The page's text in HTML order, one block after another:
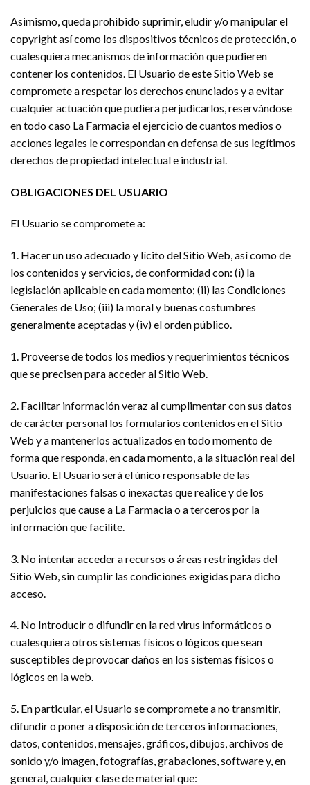
Asimismo, queda prohibido suprimir, eludir y/o manipular el
copyright así como los dispositivos técnicos de protección, o
cualesquiera mecanismos de información que pudieren
contener los contenidos. El Usuario de este Sitio Web se
compromete a respetar los derechos enunciados y a evitar
cualquier actuación que pudiera perjudicarlos, reservándose
en todo caso La Farmacia el ejercicio de cuantos medios o
acciones legales le correspondan en defensa de sus legítimos
derechos de propiedad intelectual e industrial.
OBLIGACIONES DEL USUARIO
El Usuario se compromete a:
1. Hacer un uso adecuado y lícito del Sitio Web, así como de
los contenidos y servicios, de conformidad con: (i) la
legislación aplicable en cada momento; (ii) las Condiciones
Generales de Uso; (iii) la moral y buenas costumbres
generalmente aceptadas y (iv) el orden público.
1. Proveerse de todos los medios y requerimientos técnicos
que se precisen para acceder al Sitio Web.
2. Facilitar información veraz al cumplimentar con sus datos
de carácter personal los formularios contenidos en el Sitio
Web y a mantenerlos actualizados en todo momento de
forma que responda, en cada momento, a la situación real del
Usuario. El Usuario será el único responsable de las
manifestaciones falsas o inexactas que realice y de los
perjuicios que cause a La Farmacia o a terceros por la
información que facilite.
3. No intentar acceder a recursos o áreas restringidas del
Sitio Web, sin cumplir las condiciones exigidas para dicho
acceso.
4. No Introducir o difundir en la red virus informáticos o
cualesquiera otros sistemas físicos o lógicos que sean
susceptibles de provocar daños en los sistemas físicos o
lógicos en la web.
5. En particular, el Usuario se compromete a no transmitir,
difundir o poner a disposición de terceros informaciones,
datos, contenidos, mensajes, gráficos, dibujos, archivos de
sonido y/o imagen, fotografías, grabaciones, software y, en
general, cualquier clase de material que: